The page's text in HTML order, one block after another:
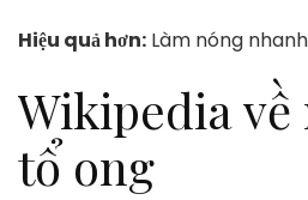
Hiệu quả hơn: Làm nóng
Wikipedia về
tổ ong